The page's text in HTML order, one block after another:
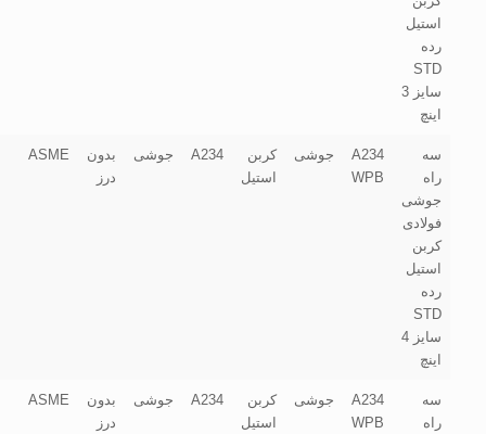
استیل
رده
STD
سایز 3
اینچ
سه
راه
جوشی
فولادی
کربن
استیل
رده
STD
سایز 4
اینچ
A234
WPB
جوشی
کربن
استیل
A234 جوشی
بدون
درز
ASME
سه
راه
A234
WPB
جوشی
کربن
استیل
A234 جوشی
بدون
درز
ASME